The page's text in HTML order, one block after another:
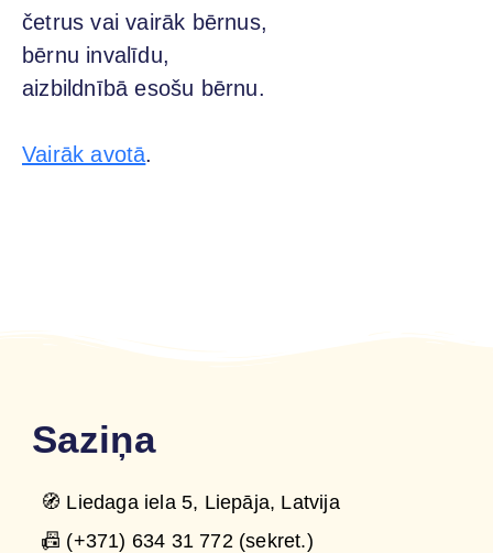
četrus vai vairāk bērnus,
bērnu invalīdu,
aizbildnībā esošu bērnu.
Vairāk avotā.
Saziņa
🧭 Liedaga iela 5, Liepāja, Latvija
📠 (+371) 634 31 772 (sekret.)